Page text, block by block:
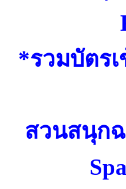
*รวมบัตร
สวนสนุก